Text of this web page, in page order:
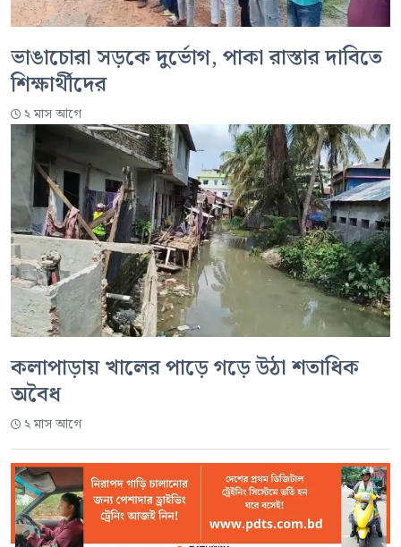
ভাঙাচোরা সড়কে দুর্ভোগ, পাকা রাস্তার দাবিতে
শিক্ষার্থীদের
২ মাস আগে
কলাপাড়ায় খালের পাড়ে গড়ে উঠা শতাধিক
অবৈধ
২ মাস আগে